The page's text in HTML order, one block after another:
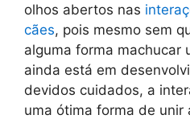
olhos abertos nas
cães, pois mesmo sem
alguma forma machucar
ainda está em
devidos cuidados, a
uma ótima forma de unir